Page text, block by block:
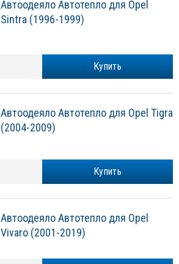
Автоодеяло Автотепло для Opel
Sintra (1996-1999)
Купить
Автоодеяло Автотепло для Opel Tigra
(2004-2009)
Купить
Автоодеяло Автотепло для Opel
Vivaro (2001-2019)